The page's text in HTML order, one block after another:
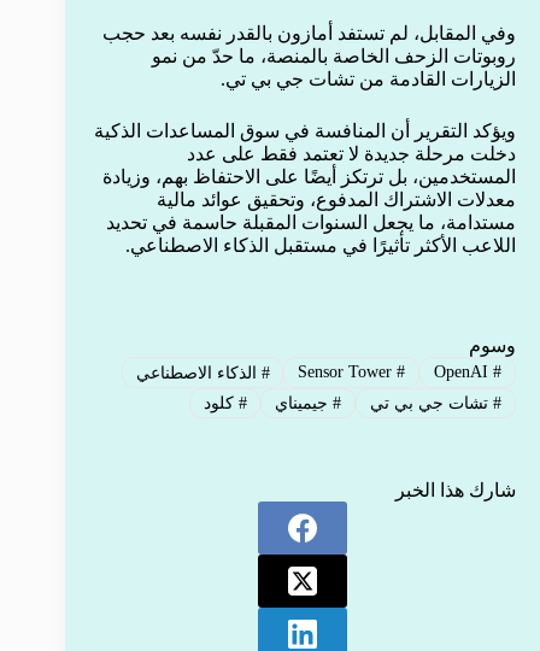
وفي المقابل، لم تستفد أمازون بالقدر نفسه بعد حجب
روبوتات الزحف الخاصة بالمنصة، ما حدّ من نمو
الزيارات القادمة من تشات جي بي تي.
ويؤكد التقرير أن المنافسة في سوق المساعدات الذكية
دخلت مرحلة جديدة لا تعتمد فقط على عدد
المستخدمين، بل ترتكز أيضًا على الاحتفاظ بهم، وزيادة
معدلات الاشتراك المدفوع، وتحقيق عوائد مالية
مستدامة، ما يجعل السنوات المقبلة حاسمة في تحديد
اللاعب الأكثر تأثيرًا في مستقبل الذكاء الاصطناعي.
وسوم
#
OpenAI
#
Sensor Tower
# الذكاء الاصطناعي
#تشات جي بي تي #جيميناي # كلود
شارك هذا الخبر